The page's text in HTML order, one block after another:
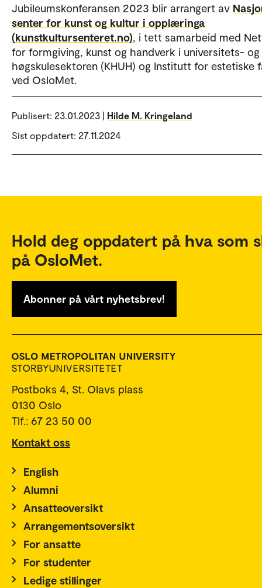
Jubileumskonferansen 2023 blir arrangert av
senter for kunst og kultur i opplæringa
(kunstkultursenteret.no), i tett samarbeid med
for formgiving, kunst og handverk i universitets- og
høgskulesektoren (KHUH) og Institutt for estetiske
ved OsloMet.
Publisert: 23.01.2023 | Hilde M. Kringeland
Sist oppdatert: 27.11.2024
Hold deg oppdatert på hva som
på OsloMet.
Abonner på vårt nyhetsbrev!
Postboks 4, St. Olavs plass
0130 Oslo
Tlf.: 67 23 50 00
Kontakt oss
English
Alumni
Ansatteoversikt
Arrangementsoversikt
For ansatte
For studenter
Ledige stillinger